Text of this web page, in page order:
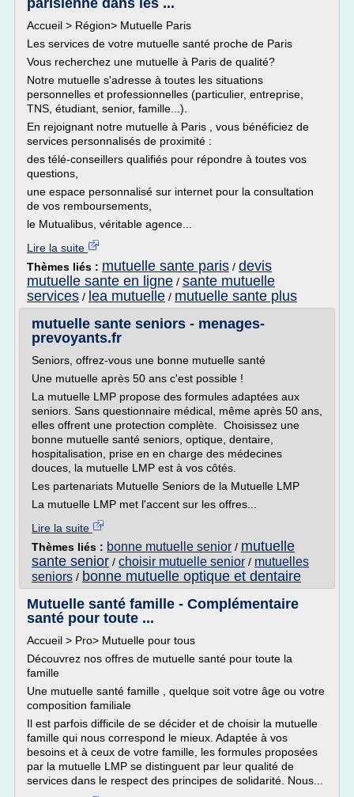
parisienne dans les ...
Accueil > Région> Mutuelle Paris
Les services de votre mutuelle santé proche de Paris
Vous recherchez une mutuelle à Paris de qualité?
Notre mutuelle s'adresse à toutes les situations
personnelles et professionnelles (particulier, entreprise,
TNS, étudiant, senior, famille...).
En rejoignant notre mutuelle à Paris , vous bénéficiez de
services personnalisés de proximité :
des télé-conseillers qualifiés pour répondre à toutes vos
questions,
une espace personnalisé sur internet pour la consultation
de vos remboursements,
le Mutualibus, véritable agence...
Lire la suite
Thèmes liés : mutuelle sante paris / devis
mutuelle sante en ligne / sante mutuelle
services / lea mutuelle / mutuelle sante plus
mutuelle sante seniors - menages-
prevoyants.fr
Seniors, offrez-vous une bonne mutuelle santé
Une mutuelle après 50 ans c'est possible !
La mutuelle LMP propose des formules adaptées aux
seniors. Sans questionnaire médical, même après 50 ans,
elles offrent une protection complète. Choisissez une
bonne mutuelle santé seniors, optique, dentaire,
hospitalisation, prise en en charge des médecines
douces, la mutuelle LMP est à vos côtés.
Les partenariats Mutuelle Seniors de la Mutuelle LMP
La mutuelle LMP met l'accent sur les offres...
Lire la suite
Thèmes liés : bonne mutuelle senior / mutuelle
sante senior / choisir mutuelle senior / mutuelles
seniors / bonne mutuelle optique et dentaire
Mutuelle santé famille - Complémentaire
santé pour toute ...
Accueil > Pro> Mutuelle pour tous
Découvrez nos offres de mutuelle santé pour toute la
famille
Une mutuelle santé famille , quelque soit votre âge ou votre
composition familiale
Il est parfois difficile de se décider et de choisir la mutuelle
famille qui nous correspond le mieux. Adaptée à vos
besoins et à ceux de votre famille, les formules proposées
par la mutuelle LMP se distinguent par leur qualité de
services dans le respect des principes de solidarité. Nous...